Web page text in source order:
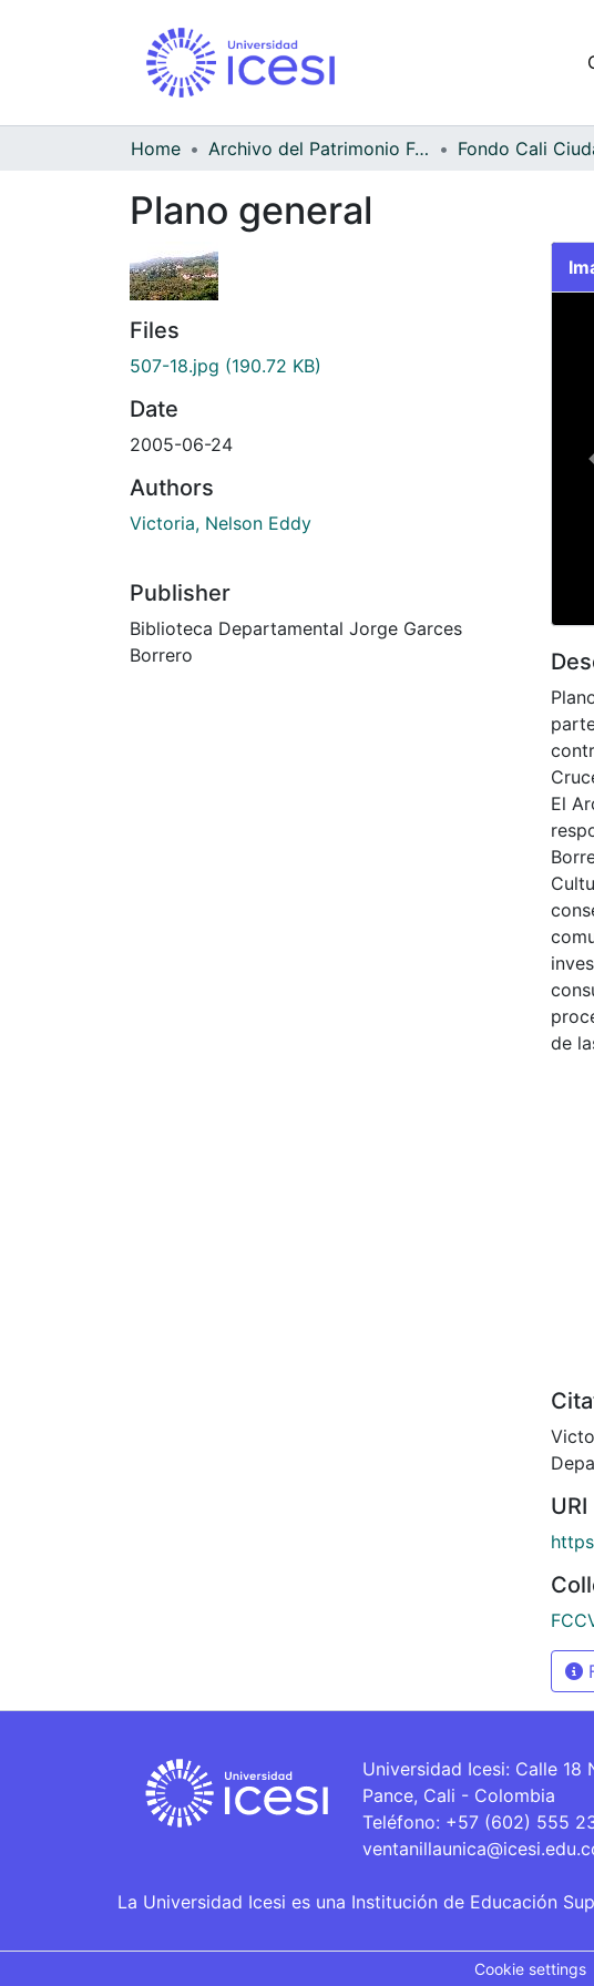
Home Archivo del Patrimonio Fotográfico y Fílmico del Valle del Cauca Fondo Cali
Plano general
Files
507-18.jpg (190.72 KB)
Date
2005-06-24
Authors
Victoria, Nelson Eddy
Publisher
Biblioteca Departamental Jorge Garces
Borrero
El
de
URI
Universidad Icesi: Calle 18
Pance, Cali - Colombia
Teléfono: +57 (602) 555
La Universidad Icesi es una Institución de Educación
Cookie settings